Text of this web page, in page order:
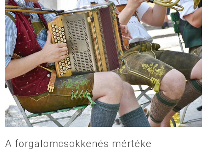
A forgalomcsökkenés mértéke